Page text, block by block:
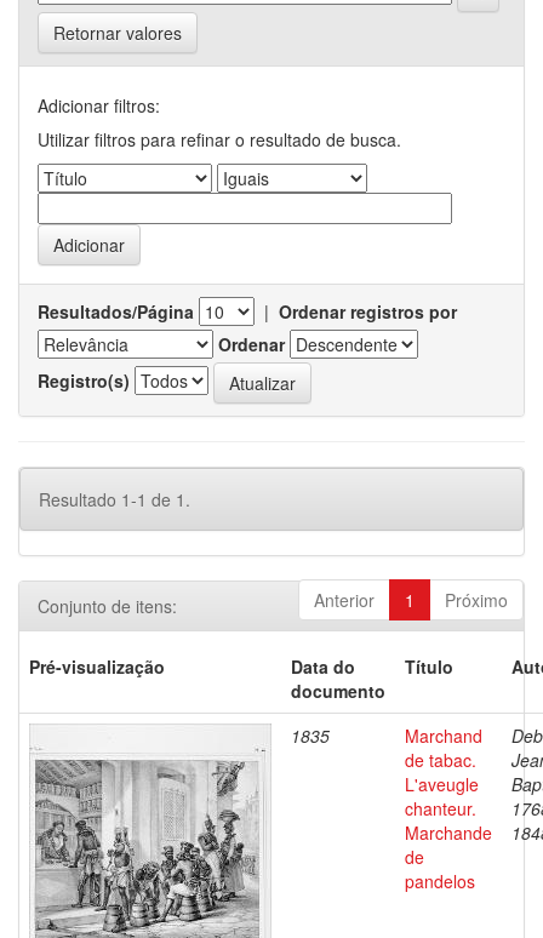
Retornar valores
Adicionar filtros:
Utilizar filtros para refinar o resultado de busca.
Resultados/Página | Ordenar registros por
Ordenar
Registro(s)
Resultado 1-1 de 1.
Anterior 1 Próximo
Conjunto de itens:
Pré-visualização
Data do
documento
Título
1835
Marchand
de tabac.
L'aveugle
chanteur.
Marchande
de
pandelos